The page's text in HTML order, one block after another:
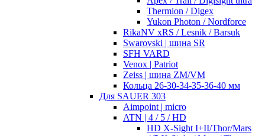
Thermion / Digex
Yukon Photon / Nordforce
RikaNV xRS / Lesnik / Barsuk
Swarovski | шина SR
SFH VARD
Venox | Patriot
Zeiss | шина ZM/VM
Кольца 26-30-34-35-36-40 мм
Для SAUER 303
Aimpoint | micro
ATN | 4 / 5 / HD
HD X-Sight I+II/Thor/Mars